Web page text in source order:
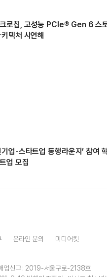
로칩, 고성능 PCIe® Gen 6 스
텍처 시연해
기업-스타트업 동행라운지’ 참여
업 모집
온라인 문의 미디어킷
업신고 : 2019-서울구로-2138호